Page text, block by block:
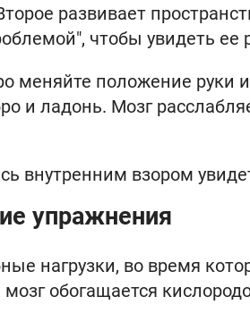
развивает
чтобы увидеть ее
меняйте положение руки
и ладонь. Мозг
внутренним взором
упражнения
нагрузки, во время
мозг обогащается